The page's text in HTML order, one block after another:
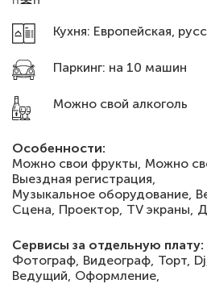
Кухня: Европейская,
Паркинг: на 10 машин
Можно свой алкоголь
Особенности:
Можно свои фрукты, Можно
Выездная регистрация,
Музыкальное оборудование,
Сцена, Проектор, TV экраны,
Сервисы за отдельную плату:
Фотограф, Видеограф, Торт,
Ведущий, Оформление,